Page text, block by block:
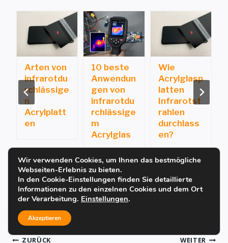
Arten von
infrarotdu
rchlässige
n
Acrylplatt
en
10 beste
Anwendun
gen von
infrarotdu
rchlässige
m
Acrylglas
Wie
Acrylglasp
latten
Infrarotst
rahlen
durchlass
en?
ZURÜCK WEITER
Wir verwenden Cookies, um Ihnen das bestmögliche
Webseiten-Erlebnis zu bieten.
In den Cookie-Einstellungen finden Sie detaillierte
Informationen zu den einzelnen Cookies und dem Ort
der Verarbeitung. Einstellungen.
Akzeptieren